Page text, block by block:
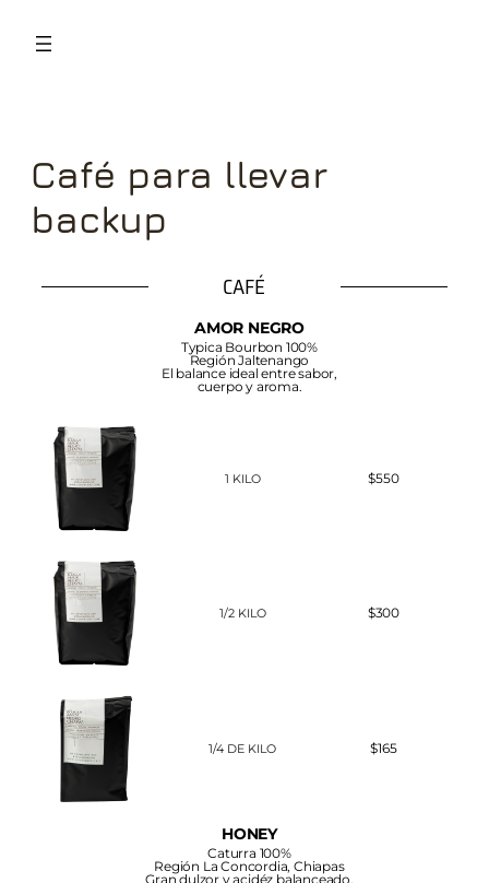
Café para llevar
backup
CAFÉ
AMOR NEGRO
Typica Bourbon 100%
Región Jaltenango
El balance ideal entre sabor,
cuerpo y aroma.
1 KILO $550
1/2 KILO $300
1/4 DE KILO $165
HONEY
Caturra 100%
Región La Concordia, Chiapas
Gran dulzor y acidéz balanceado.